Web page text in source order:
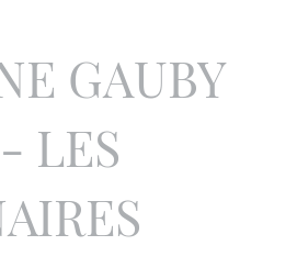
GAUBY
LES